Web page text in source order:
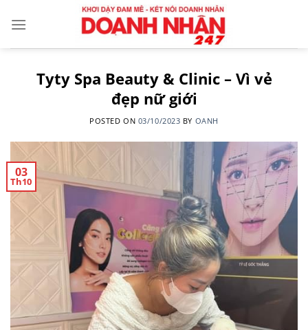
Tyty Spa Beauty & Clinic – Vì vẻ
đẹp nữ giới
POSTED ON 03/10/2023 BY OANH
03
Th10